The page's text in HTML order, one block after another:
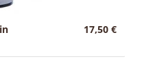
17,50 €